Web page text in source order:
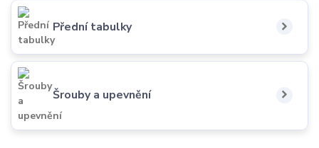
Přední tabulky
Šrouby a upevnění